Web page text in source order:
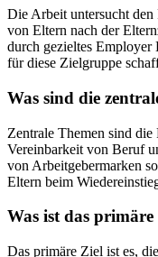
Die Arbeit untersucht den
von Eltern nach der
durch gezieltes Employer
für diese Zielgruppe
Was sind die
Zentrale Themen sind
Vereinbarkeit von Beruf
von Arbeitgebermarken
Eltern beim
Was ist das
Das primäre Ziel ist es,